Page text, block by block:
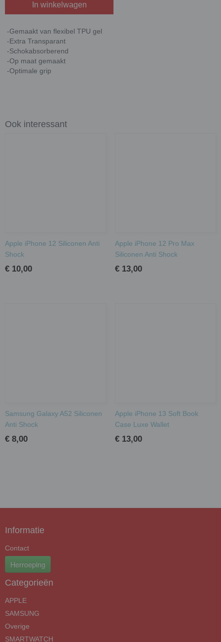
In winkelwagen
-Gemaakt van flexibel TPU gel
-Extra Transparant
-Schokabsorberend
-Op maat gemaakt
-Optimale grip
Ook interessant
Apple iPhone 12 Siliconen Anti
Shock
€ 10,00
Apple iPhone 12 Pro Max
Siliconen Anti Shock
€ 13,00
Samsung Galaxy A52 Siliconen
Anti Shock
€ 8,00
Apple iPhone 13 Soft Book
Case Luxe Wallet
€ 13,00
Informatie
Contact
Herroeping
Categorieën
APPLE
SAMSUNG
Overige
SMARTWATCH